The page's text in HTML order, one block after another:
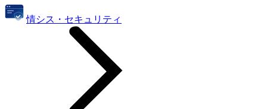
情シス・セキュリティ